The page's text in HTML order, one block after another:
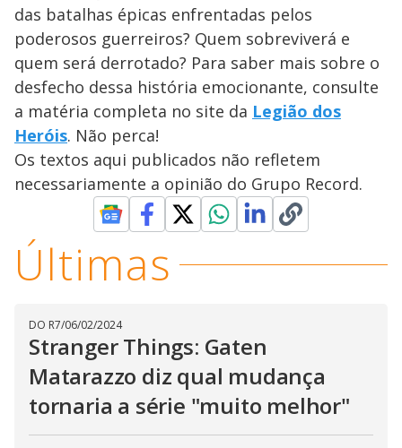
das batalhas épicas enfrentadas pelos
poderosos guerreiros? Quem sobreviverá e
quem será derrotado? Para saber mais sobre o
desfecho dessa história emocionante, consulte
a matéria completa no site da Legião dos
Heróis. Não perca!
Os textos aqui publicados não refletem
necessariamente a opinião do Grupo Record.
Últimas
DO R7/06/02/2024
Stranger Things: Gaten
Matarazzo diz qual mudança
tornaria a série "muito melhor"